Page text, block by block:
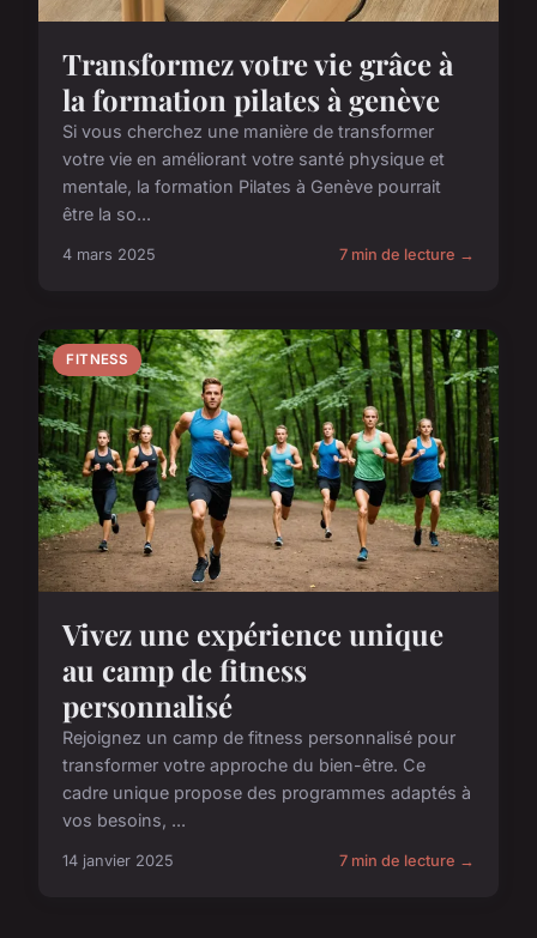
Transformez votre vie grâce à
la formation pilates à genève
Si vous cherchez une manière de transformer
votre vie en améliorant votre santé physique et
mentale, la formation Pilates à Genève pourrait
être la so...
4 mars 2025 7 min de lecture →
FITNESS
Vivez une expérience unique
au camp de fitness
personnalisé
Rejoignez un camp de fitness personnalisé pour
transformer votre approche du bien-être. Ce
cadre unique propose des programmes adaptés à
vos besoins, ...
14 janvier 2025 7 min de lecture →